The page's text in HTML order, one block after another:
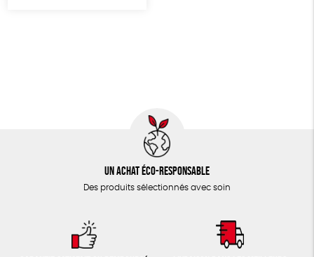
Un achat éco-responsable
Des produits sélectionnés avec soin